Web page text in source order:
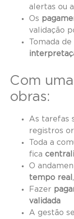
alertas ou
Os
validação
Tomada
Com
obras:
As tarefas
registros
Toda a
fica
O
tempo real
Fazer
validada
A gestão